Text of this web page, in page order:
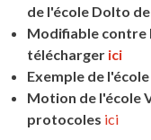
de l'école Dolto
Modifiable contre
télécharger ici
Exemple de
Motion de l'école
protocoles ici